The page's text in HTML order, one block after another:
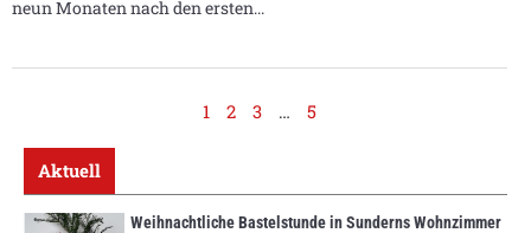
neun Monaten nach den ersten
1 2 3 … 5
Aktuell
Weihnachtliche Bastelstunde in Sunderns Wohnzimmer